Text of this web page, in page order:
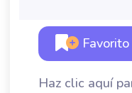
Favorito
Haz clic aquí